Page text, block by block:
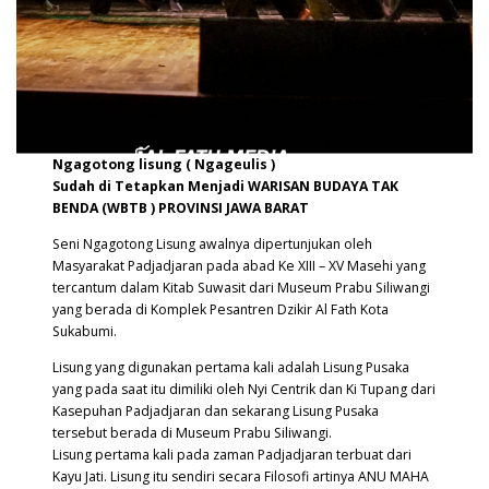
Ngagotong lisung ( Ngageulis )
Sudah di Tetapkan Menjadi WARISAN BUDAYA TAK
BENDA (WBTB ) PROVINSI JAWA BARAT
Seni Ngagotong Lisung awalnya dipertunjukan oleh
Masyarakat Padjadjaran pada abad Ke XIII – XV Masehi yang
tercantum dalam Kitab Suwasit dari Museum Prabu Siliwangi
yang berada di Komplek Pesantren Dzikir Al Fath Kota
Sukabumi.
Lisung yang digunakan pertama kali adalah Lisung Pusaka
yang pada saat itu dimiliki oleh Nyi Centrik dan Ki Tupang dari
Kasepuhan Padjadjaran dan sekarang Lisung Pusaka
tersebut berada di Museum Prabu Siliwangi.
Lisung pertama kali pada zaman Padjadjaran terbuat dari
Kayu Jati. Lisung itu sendiri secara Filosofi artinya ANU MAHA